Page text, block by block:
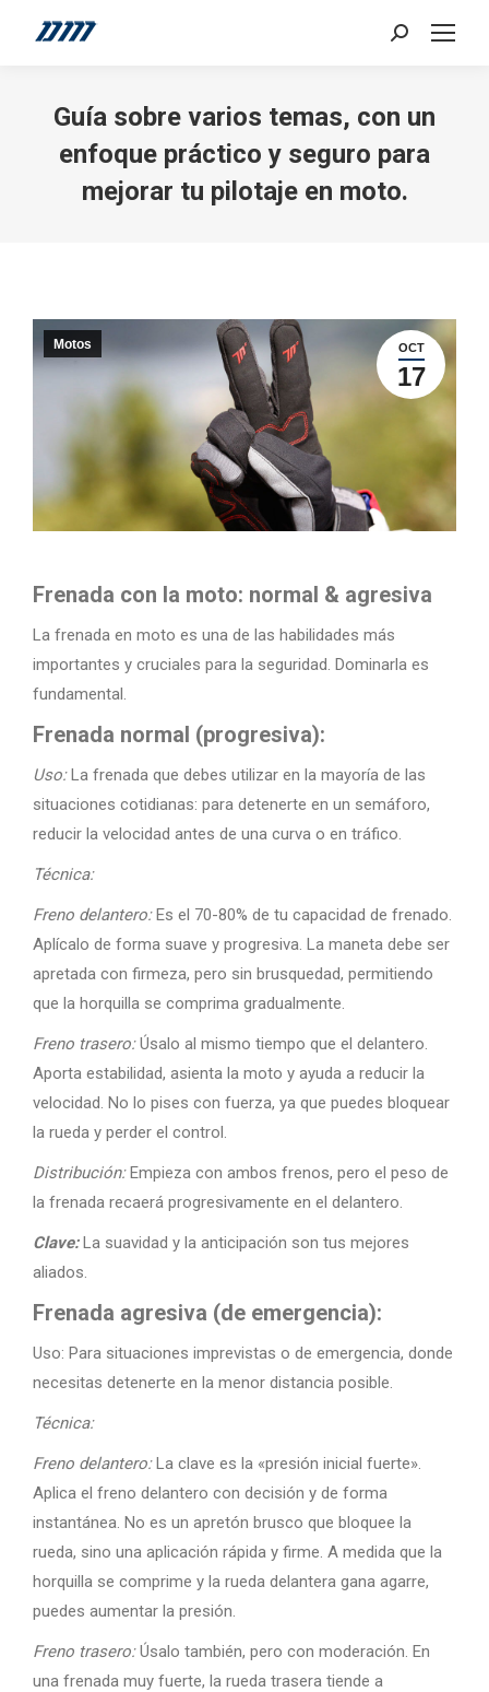
Search:
Guía sobre varios temas, con un
enfoque práctico y seguro para
mejorar tu pilotaje en moto.
OCT
17
Motos
Frenada con la moto: normal & agresiva
La frenada en moto es una de las habilidades más
importantes y cruciales para la seguridad. Dominarla es
fundamental.
Frenada normal (progresiva):
Uso:La frenada que debes utilizar en la mayoría de las
situaciones cotidianas: para detenerte en un semáforo,
reducir la velocidad antes de una curva o en tráfico.
Técnica:
Freno delantero:Es el 70-80% de tu capacidad de frenado.
Aplícalo de forma suave y progresiva. La maneta debe ser
apretada con firmeza, pero sin brusquedad, permitiendo
que la horquilla se comprima gradualmente.
Freno trasero:Úsalo al mismo tiempo que el delantero.
Aporta estabilidad, asienta la moto y ayuda a reducir la
velocidad. No lo pises con fuerza, ya que puedes bloquear
la rueda y perder el control.
Distribución:Empieza con ambos frenos, pero el peso de
la frenada recaerá progresivamente en el delantero.
Clave:La suavidad y la anticipación son tus mejores
aliados.
Frenada agresiva (de emergencia):
Uso: Para situaciones imprevistas o de emergencia, donde
necesitas detenerte en la menor distancia posible.
Técnica:
Freno delantero:La clave es la «presión inicial fuerte».
Aplica el freno delantero con decisión y de forma
instantánea. No es un apretón brusco que bloquee la
rueda, sino una aplicación rápida y firme. A medida que la
horquilla se comprime y la rueda delantera gana agarre,
puedes aumentar la presión.
Freno trasero:Úsalo también, pero con moderación. En
una frenada muy fuerte, la rueda trasera tiende a